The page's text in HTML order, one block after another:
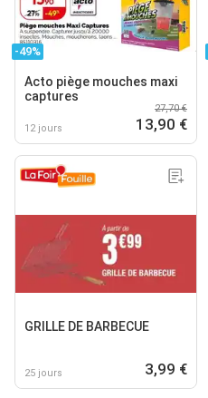
-49%
Acto piège mouches maxi
captures
12 jours
27,70 €
13,90 €
GRILLE DE BARBECUE
25 jours 3,99 €